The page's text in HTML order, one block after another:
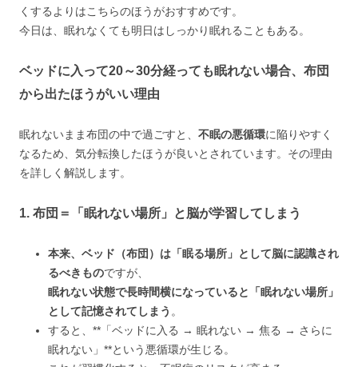
くするよりはこちらのほうがおすすめです。
今日は、眠れなくても明日はしっかり眠れることもある。
ベッドに入って20～30分経っても眠れない場合、布団
から出たほうがいい理由
眠れないまま布団の中で過ごすと、 不眠の悪循環に陥りやすく
なるため、気分転換したほうが良いとされています。その理由
を詳しく解説します。
1. 布団＝「眠れない場所」と脳が学習してしまう
本来、ベッド（布団）は「眠る場所」として脳に認識され
るべきものですが、
眠れない状態で長時間横になっていると「眠れない場所」
として記憶されてしまう 。
すると、**「ベッドに入る → 眠れない → 焦る → さらに
眠れない」**という悪循環が生じる。